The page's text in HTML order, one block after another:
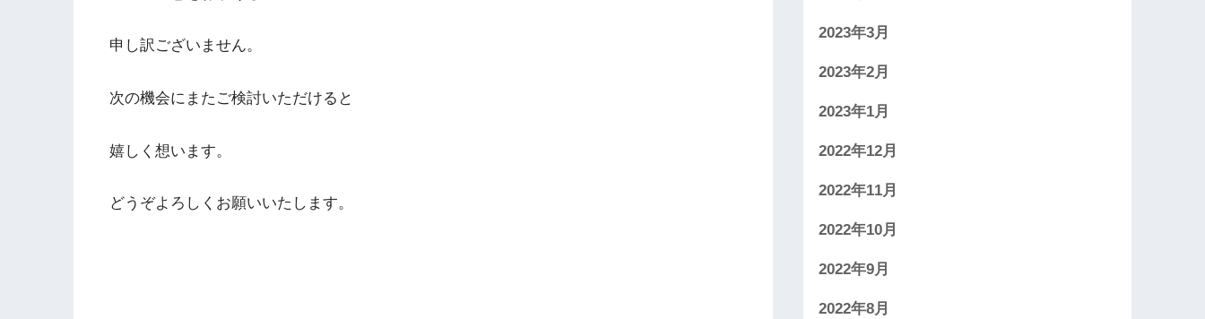
申し訳ございません。
次の機会にまたご検討いただけると
嬉しく想います。
どうぞよろしくお願いいたします。
2023年3月
2023年2月
2023年1月
2022年12月
2022年11月
2022年10月
2022年9月
2022年8月